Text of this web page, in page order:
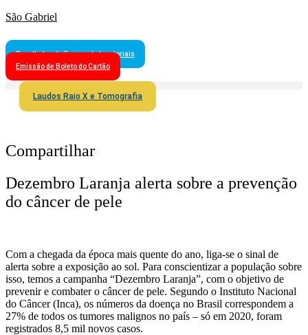
São Gabriel
Resultados de Exames Laboratoriais
Emissão de Boleto do Cartão
Laudos Raio X e Tomografia
Compartilhar
Dezembro Laranja alerta sobre a prevenção
do câncer de pele
Com a chegada da época mais quente do ano, liga-se o sinal de
alerta sobre a exposição ao sol. Para conscientizar a população sobre
isso, temos a campanha “Dezembro Laranja”, com o objetivo de
prevenir e combater o câncer de pele. Segundo o Instituto Nacional
do Câncer (Inca), os números da doença no Brasil correspondem a
27% de todos os tumores malignos no país – só em 2020, foram
registrados 8,5 mil novos casos.